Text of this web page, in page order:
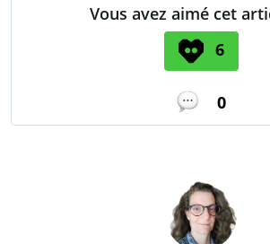
Vous avez aimé cet
6
0